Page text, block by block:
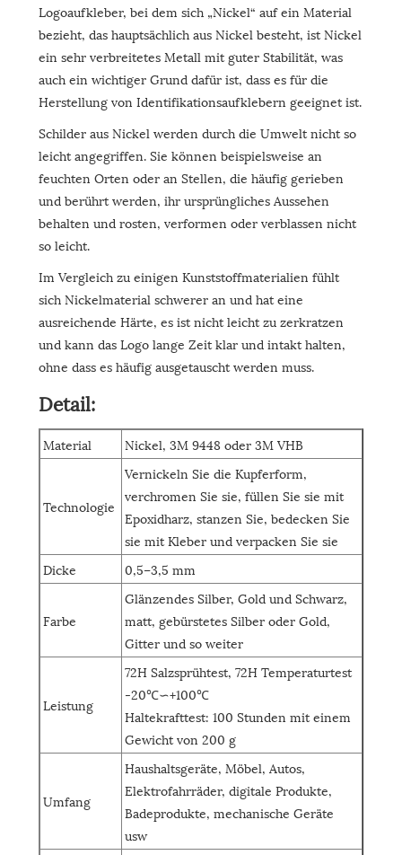
Logoaufkleber, bei dem sich „Nickel“ auf ein Material
bezieht, das hauptsächlich aus Nickel besteht, ist Nickel
ein sehr verbreitetes Metall mit guter Stabilität, was
auch ein wichtiger Grund dafür ist, dass es für die
Herstellung von Identifikationsaufklebern geeignet ist.
Schilder aus Nickel werden durch die Umwelt nicht so
leicht angegriffen. Sie können beispielsweise an
feuchten Orten oder an Stellen, die häufig gerieben
und berührt werden, ihr ursprüngliches Aussehen
behalten und rosten, verformen oder verblassen nicht
so leicht.
Im Vergleich zu einigen Kunststoffmaterialien fühlt
sich Nickelmaterial schwerer an und hat eine
ausreichende Härte, es ist nicht leicht zu zerkratzen
und kann das Logo lange Zeit klar und intakt halten,
ohne dass es häufig ausgetauscht werden muss.
Detail:
Material Nickel, 3M 9448 oder 3M VHB
Technologie
Vernickeln Sie die Kupferform,
verchromen Sie sie, füllen Sie sie mit
Epoxidharz, stanzen Sie, bedecken Sie
sie mit Kleber und verpacken Sie sie
Dicke
0,5–3,5 mm
Farbe
Glänzendes Silber, Gold und Schwarz,
matt, gebürstetes Silber oder Gold,
Gitter und so weiter
Leistung
72H Salzsprühtest, 72H Temperaturtest
-20℃∽+100℃
Haltekrafttest: 100 Stunden mit einem
Gewicht von 200 g
Umfang
Haushaltsgeräte, Möbel, Autos,
Elektrofahrräder, digitale Produkte,
Badeprodukte, mechanische Geräte
usw